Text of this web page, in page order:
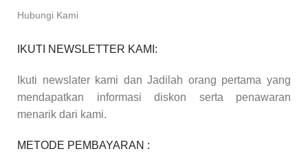
Hubungi Kami
IKUTI NEWSLETTER KAMI:
Ikuti newslater kami dan Jadilah orang pertama yang
mendapatkan informasi diskon serta penawaran
menarik dari kami.
METODE PEMBAYARAN :